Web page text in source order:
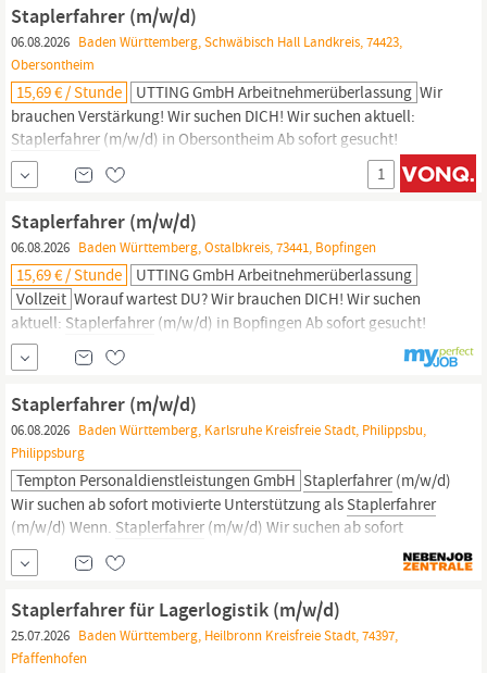
Staplerfahrer (m/w/d)
06.08.2026 Baden Württemberg, Schwäbisch Hall Landkreis, 74423,
Obersontheim
15,69 € / Stunde UTTING GmbH Arbeitnehmerüberlassung Wir
brauchen Verstärkung! Wir suchen DICH! Wir suchen aktuell:
Staplerfahrer (m/w/d) in Obersontheim Ab sofort gesucht!
Staplerfahrer
(m/w/d) In Obersontheim Wir sind der
Überzeugung, dass auch Du in der Utting-Family Deine berufliche
Heimat finden kannst - egal von wo Dich dein Weg zu uns geführt
hat. Unter unserem Motto ARBEIT IST...
1
Staplerfahrer (m/w/d)
06.08.2026 Baden Württemberg, Ostalbkreis, 73441, Bopfingen
15,69 € / Stunde
UTTING GmbH Arbeitnehmerüberlassung
Vollzeit Worauf wartest DU? Wir brauchen DICH! Wir suchen
aktuell: Staplerfahrer (m/w/d) in Bopfingen Ab sofort gesucht!
Staplerfahrer
(m/w/d) in Bopfingen Wir sind der Überzeugung,
dass auch Du in der Utting-Family Deine berufliche Heimat finden
kannst - egal von wo Dich dein Weg zu uns geführt hat. Unter
unserem Motto \
Staplerfahrer (m/w/d)
06.08.2026 Baden Württemberg, Karlsruhe Kreisfreie Stadt, Philippsbu,
Philippsburg
Tempton Personaldienstleistungen GmbH Staplerfahrer(m/w/d)
Wir suchen ab sofort motivierte Unterstützung als Staplerfahrer
(m/w/d) Wenn. Staplerfahrer (m/w/d) Wir suchen ab sofort
motivierte Unterstützung als
(m/w/d) Wenn Sie
flexibel sind, gerne Verantwortung übernehmen und in einem
Staplerfahrer für Lagerlogistik (m/w/d)
25.07.2026 Baden Württemberg, Heilbronn Kreisfreie Stadt, 74397,
Pfaffenhofen